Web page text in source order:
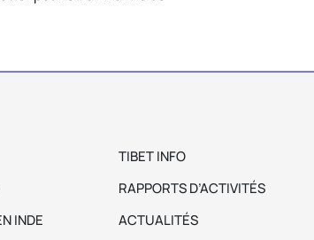
INDE
TIBET INFO
RAPPORTS D’ACTIVITÉS
ACTUALITÉS